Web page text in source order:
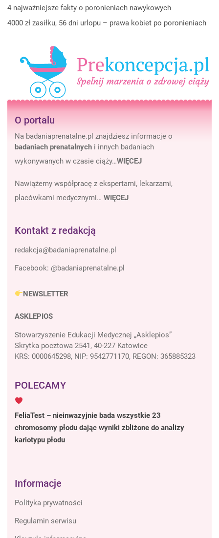
4 najważniejsze fakty o poronieniach nawykowych
4000 zł zasiłku, 56 dni urlopu – prawa kobiet po poronieniach
O portalu
Na badaniaprenatalne.pl znajdziesz informacje o
badaniach prenatalnych i innych badaniach
wykonywanych w czasie ciąży…WIĘCEJ
Nawiążemy współpracę z ekspertami, lekarzami,
placówkami medycznymi… WIĘCEJ
Kontakt z redakcją
Facebook: @badaniaprenatalne.pl
NEWSLETTER
ASKLEPIOS
Stowarzyszenie Edukacji Medycznej „Asklepios”
Skrytka pocztowa 2541, 40-227 Katowice
KRS: 0000645298, NIP: 9542771170, REGON: 365885323
POLECAMY
FeliaTest – nieinwazyjnie bada wszystkie 23
chromosomy płodu dając wyniki zbliżone do analizy
kariotypu płodu
Informacje
Polityka prywatności
Regulamin serwisu